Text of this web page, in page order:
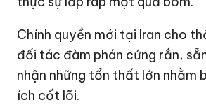
Chính quyền mới tại Iran cho
đối tác đàm phán cứng rắn,
nhận những tổn thất lớn nhằm
ích cốt lõi.